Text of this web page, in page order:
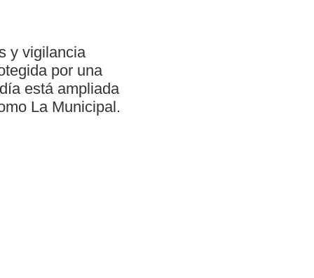
y vigilancia
por una
está ampliada
La Municipal.